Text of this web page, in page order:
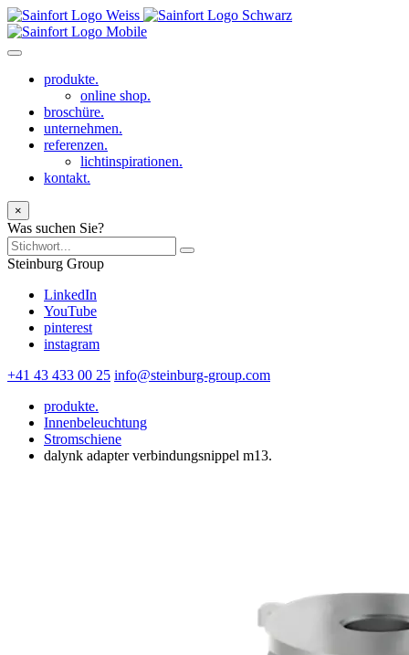
produkte.
online shop.
broschüre.
unternehmen.
referenzen.
lichtinspirationen.
kontakt.
×
Was suchen Sie?
Steinburg Group
LinkedIn
YouTube
pinterest
instagram
+41 43 433 00 25 info@steinburg-group.com
produkte.
Innenbeleuchtung
Stromschiene
dalynk adapter verbindungsnippel m13.